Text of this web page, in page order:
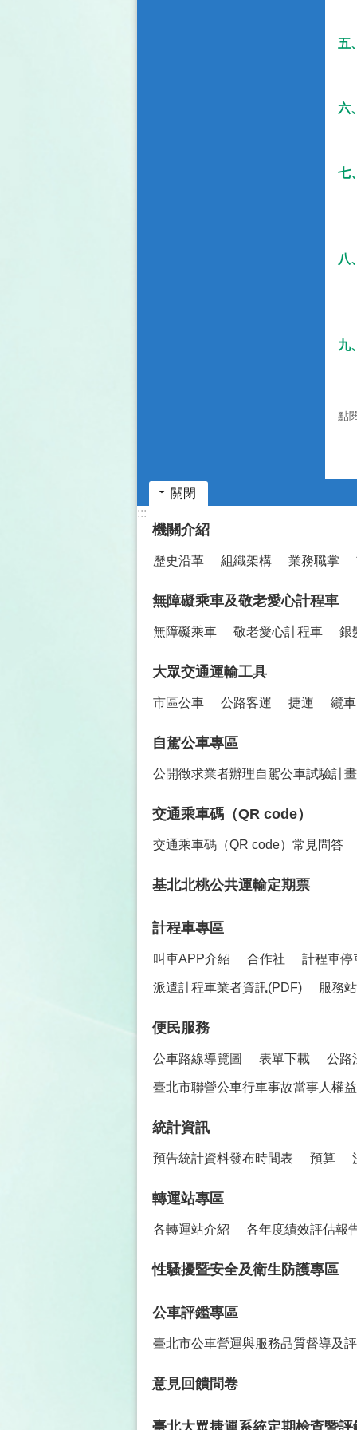
五
六
七
八
九
點
關閉
:::
機關介紹
歷史沿革 組織架構 業務職掌
無障礙乘車及敬老愛心計程車
無障礙乘車 敬老愛心計程車 銀
大眾交通運輸工具
市區公車 公路客運 捷運 纜車
自駕公車專區
公開徵求業者辦理自駕公車試驗計畫
交通乘車碼（QR code）
交通乘車碼（QR code）常見問答
基北北桃公共運輸定期票
計程車專區
叫車APP介紹 合作社 計程車停
派遣計程車業者資訊(PDF) 服務站
便民服務
公車路線導覽圖 表單下載 公路
臺北市聯營公車行車事故當事人權
統計資訊
預告統計資料發布時間表 預算
轉運站專區
各轉運站介紹 各年度績效評估報
性騷擾暨安全及衛生防護專區
公車評鑑專區
臺北市公車營運與服務品質督導及
意見回饋問卷
臺北大眾捷運系統定期檢查暨